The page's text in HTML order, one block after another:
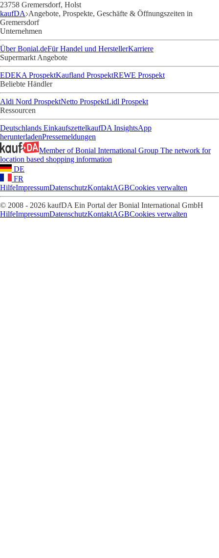
23758 Gremersdorf, Holst
kaufDA Angebote, Prospekte, Geschäfte & Öffnungszeiten in
Gremersdorf
Unternehmen
Über Bonial.deFür Handel und HerstellerKarriere
Supermarkt Angebote
EDEKA ProspektKaufland ProspektREWE Prospekt
Beliebte Händler
Aldi Nord ProspektNetto ProspektLidl Prospekt
Ressourcen
Deutschlands EinkaufszettelkaufDA InsightsApp
herunterladenPressemeldungen
Member of Bonial International Group The network for
location based shopping information
DE
FR
HilfeImpressumDatenschutzKontaktAGBCookies verwalten
© 2008 - 2026 kaufDA Ein Portal der Bonial International GmbH
HilfeImpressumDatenschutzKontaktAGBCookies verwalten